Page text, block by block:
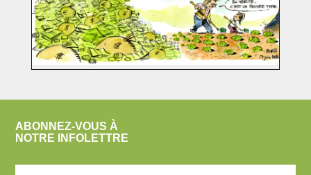
ABONNEZ-VOUS À
NOTRE INFOLETTRE